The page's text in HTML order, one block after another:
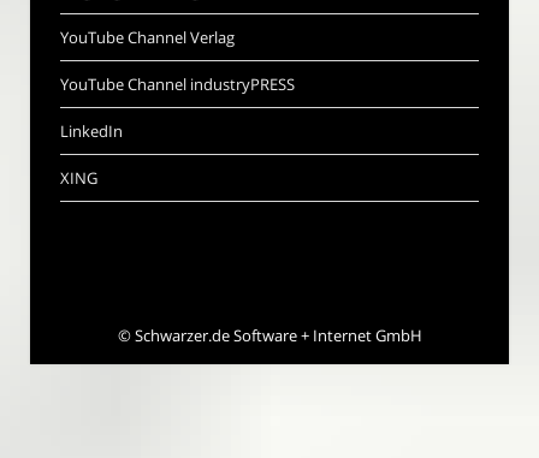
YouTube Channel Verlag
YouTube Channel industryPRESS
LinkedIn
XING
©Schwarzer.de Software + Internet GmbH